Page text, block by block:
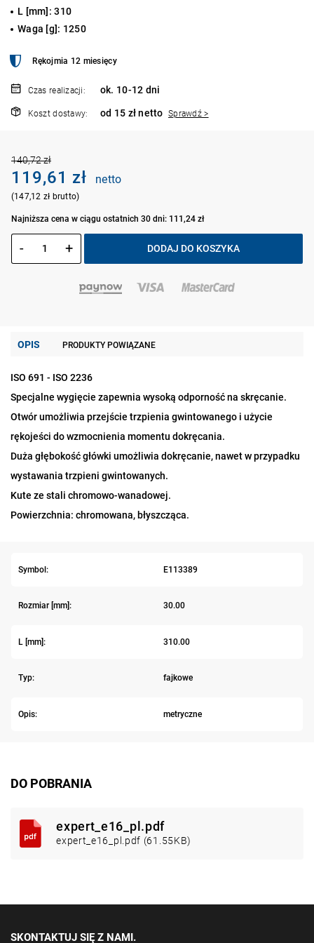
L [mm]: 310
Waga [g]: 1250
Rękojmia 12 miesięcy
Czas realizacji: ok. 10-12 dni
Koszt dostawy: od 15 zł netto Sprawdź >
140,72 zł
119,61 zł netto
(147,12 zł brutto)
Najniższa cena w ciągu ostatnich 30 dni: 111,24 zł
- + DODAJ DO KOSZYKA
OPIS PRODUKTY POWIĄZANE
ISO 691 - ISO 2236
Specjalne wygięcie zapewnia wysoką odporność na skręcanie.
Otwór umożliwia przejście trzpienia gwintowanego i użycie
rękojeści do wzmocnienia momentu dokręcania.
Duża głębokość główki umożliwia dokręcanie, nawet w przypadku
wystawania trzpieni gwintowanych.
Kute ze stali chromowo-wanadowej.
Powierzchnia: chromowana, błyszcząca.
Symbol: E113389
Rozmiar [mm]: 30.00
L [mm]: 310.00
Typ: fajkowe
Opis: metryczne
DO POBRANIA
expert_e16_pl.pdf
expert_e16_pl.pdf (61.55KB)
SKONTAKTUJ SIĘ Z NAMI.